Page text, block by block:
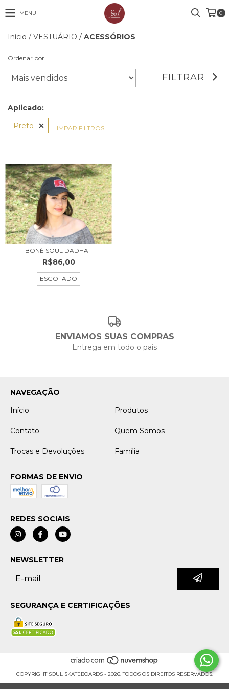
MENU 0
Início / VESTUÁRIO / ACESSÓRIOS
Ordenar por
FILTRAR
Aplicado:
Preto
LIMPAR FILTROS
BONÉ SOUL DADHAT
R$86,00
ESGOTADO
ENVIAMOS SUAS COMPRAS
Entrega em todo o país
NAVEGAÇÃO
Início
Produtos
Contato Quem Somos
Trocas e Devoluções Família
FORMAS DE ENVIO
REDES SOCIAIS
NEWSLETTER
SEGURANÇA E CERTIFICAÇÕES
COPYRIGHT SOUL SKATEBOARDS - 2026. TODOS OS DIREITOS RESERVADOS.